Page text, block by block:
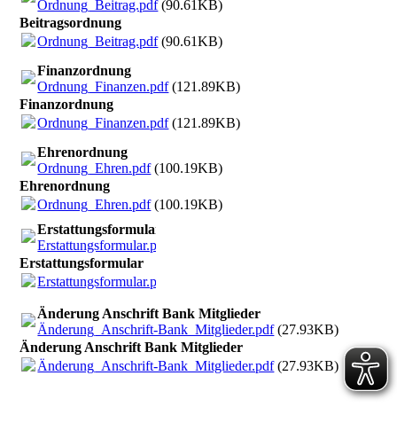
Ordnung_Beitrag.pdf(90.61KB)
Beitragsordnung
Ordnung_Beitrag.pdf(90.61KB)
Finanzordnung
Ordnung_Finanzen.pdf(121.89KB)
Finanzordnung
Ordnung_Finanzen.pdf(121.89KB)
Ehrenordnung
Ordnung_Ehren.pdf(100.19KB)
Ehrenordnung
Ordnung_Ehren.pdf(100.19KB)
Erstattungsformular
Erstattungsformular.pdf
Erstattungsformular
Erstattungsformular.pdf
Änderung Anschrift Bank Mitglieder
Änderung_Anschrift-Bank_Mitglieder.pdf(27.93KB)
Änderung Anschrift Bank Mitglieder
Änderung_Anschrift-Bank_Mitglieder.pdf(27.93KB)